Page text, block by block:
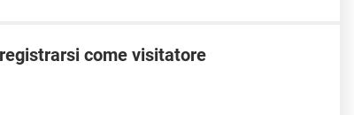
come visitatore